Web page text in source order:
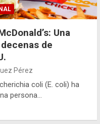
Una
de
Pérez
coli (E. coli) ha
persona…